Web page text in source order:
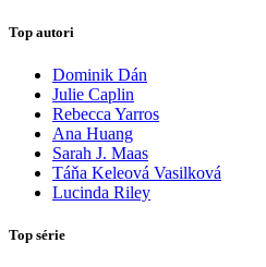
Top autori
Dominik Dán
Julie Caplin
Rebecca Yarros
Ana Huang
Sarah J. Maas
Táňa Keleová Vasilková
Lucinda Riley
Top série